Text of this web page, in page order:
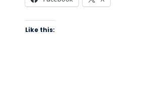
Like this: